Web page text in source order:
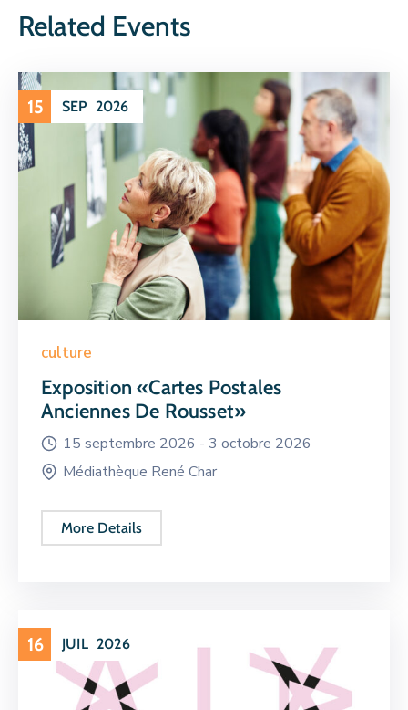
Related Events
15 SEP 2026
culture
Exposition «Cartes Postales
Anciennes De Rousset»
15 septembre 2026 - 3 octobre 2026
Médiathèque René Char
More Details
16 JUIL 2026